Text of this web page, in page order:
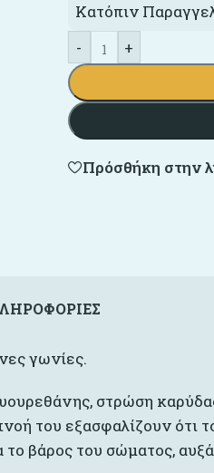
Κατόπιν
-
+
Πρόσθήκη στην
γωνίες.
στρώση
του εξασφαλίζουν ότι
βάρος του σώματος,